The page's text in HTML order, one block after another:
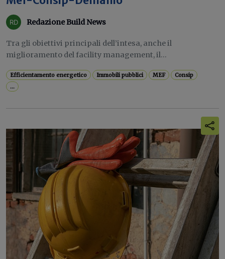
Redazione Build News
Tra gli obiettivi principali dell’intesa, anche il
miglioramento del facility management, il...
Efficientamento energetico Immobili pubblici MEF
Consip
...